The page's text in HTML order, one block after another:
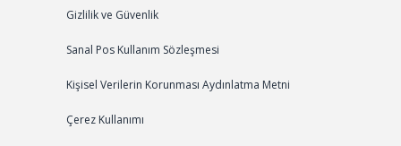
Gizlilik ve Güvenlik
Sanal Pos Kullanım Sözleşmesi
Kişisel Verilerin Korunması Aydınlatma Metni
Çerez Kullanımı